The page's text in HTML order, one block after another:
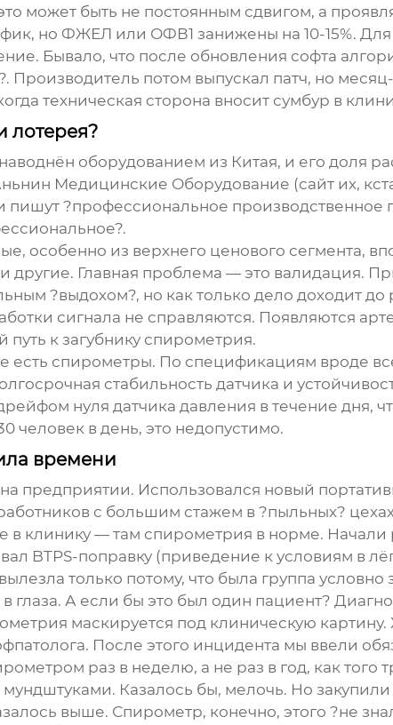
может быть не постоянным сдвигом, а
но ФЖЕЛ или ОФВ1 занижены на 10-15%. Для
Бывало, что после обновления софта
Производитель потом выпускал патч, но
техническая сторона вносит сумбур в
лотерея?
оборудованием из Китая, и его доля
Медицинские Оборудование (сайт их,
пишут ?профессиональное
особенно из верхнего ценового сегмента,
и другие. Главная проблема — это валидация.
?выдохом?, но как только дело доходит
сигнала не справляются. Появляются
путь к загубнику спирометрия.
есть спирометры. По спецификациям вроде
стабильность датчика и
нуля датчика давления в течение дня,
человек в день, это недопустимо.
времени
предприятии. Использовался новый
с большим стажем в ?пыльных?
клинику — там спирометрия в норме. Начали
BTPS-поправку (приведение к условиям в
только потому, что была группа
глаза. А если бы это был один пациент?
маскируется под клиническую
После этого инцидента мы ввели
раз в неделю, а не раз в год, как того
Казалось бы, мелочь. Но
выше. Спирометр, конечно, этого ?не